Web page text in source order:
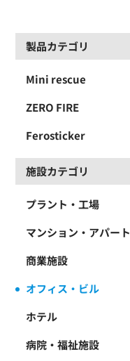
製品カテゴリ
Mini rescue
ZERO FIRE
Ferosticker
施設カテゴリ
プラント・工場
マンション・アパート
商業施設
オフィス・ビル
ホテル
病院・福祉施設